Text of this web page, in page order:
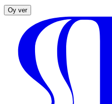
Oy ver